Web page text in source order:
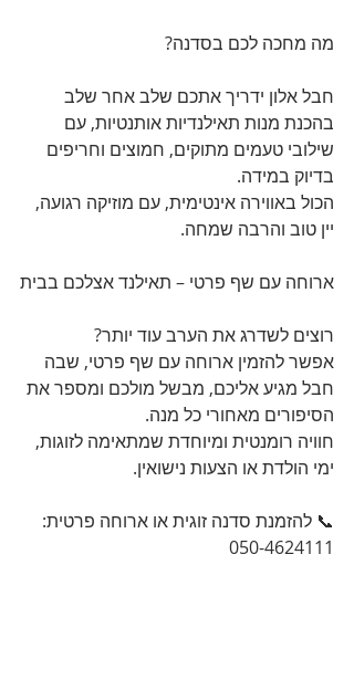
מה מחכה לכם בסדנה?
חבל אלון ידריך אתכם שלב אחר שלב
בהכנת מנות תאילנדיות אותנטיות, עם
שילובי טעמים מתוקים, חמוצים וחריפים
בדיוק במידה.
הכול באווירה אינטימית, עם מוזיקה רגועה,
יין טוב והרבה שמחה.
ארוחה עם שף פרטי – תאילנד אצלכם בבית
רוצים לשדרג את הערב עוד יותר?
אפשר להזמין ארוחה עם שף פרטי, שבה
חבל מגיע אליכם, מבשל מולכם ומספר את
הסיפורים מאחורי כל מנה.
חוויה רומנטית ומיוחדת שמתאימה לזוגות,
ימי הולדת או הצעות נישואין.
📞 להזמנת סדנה זוגית או ארוחה פרטית:
050-4624111